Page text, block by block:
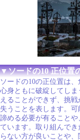
▼ソードの10 正位置
ソードの10の正位置は
心身ともに破綻してし
えることができず、挑
失うことを表します。可
諦める必要が有ること
ています。取り組んで
らない方が良いことや